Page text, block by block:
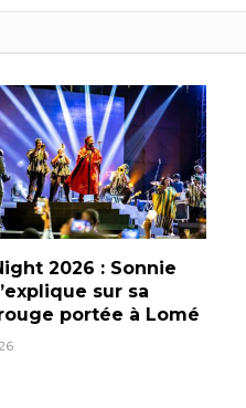
2026 : Sonnie
sur sa
portée à Lomé